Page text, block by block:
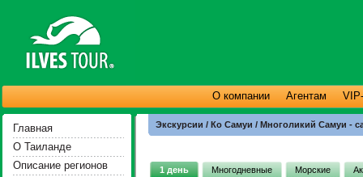
О компании Агентам
Главная
О Таиланде
Описание регионов
Экскурсии / Ко Самуи / Многоликий Самуи -
1 день Многодневные Морские